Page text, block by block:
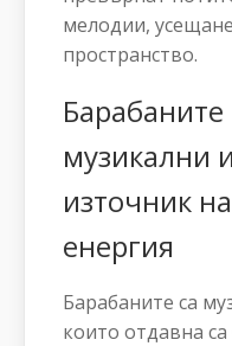
мелодии,
пространство.
музикални
източник
енергия
Барабаните са
които отдавна